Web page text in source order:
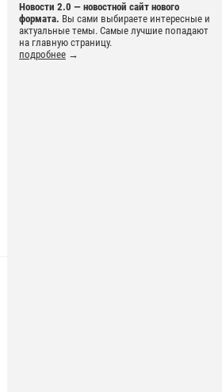
Новости 2.0 — новостной сайт нового
формата. Вы сами выбираете интересные и
актуальные темы. Самые лучшие попадают
на главную страницу.
подробнее →